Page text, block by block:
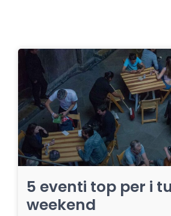
5 eventi top per i
weekend